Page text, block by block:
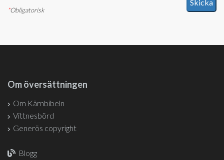
*Obligatorisk
Om översättningen
Om Kärnbibeln
Vittnesbörd
Generös copyright
Blogg